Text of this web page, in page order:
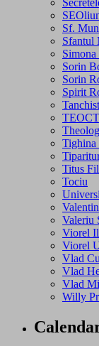
Sf.
Sfantul
Sorin
Sorin
Spirit
Tighina
Titus
Tociu
Valeriu
Viorel
Viorel
Vlad
Vlad
Vlad
Willy